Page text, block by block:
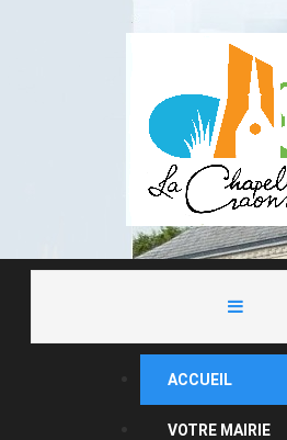
ACCUEIL
VOTRE MAIRIE